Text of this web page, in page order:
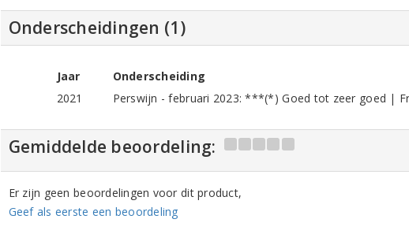
Onderscheidingen (1)
Jaar
Onderscheiding
2021
Perswijn - februari 2023: ***(*) Goed tot zeer goed |
Gemiddelde beoordeling:
Er zijn geen beoordelingen voor dit product,
Geef als eerste een beoordeling